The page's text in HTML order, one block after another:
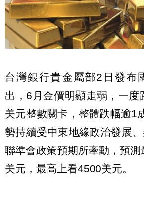
台灣銀行貴金屬部2日發布
出，6月金價明顯走弱，一度
美元整數關卡，整體跌幅逾1
勢持續受中東地緣政治發展
聯準會政策預期所牽動，預
美元，最高上看4500美元。